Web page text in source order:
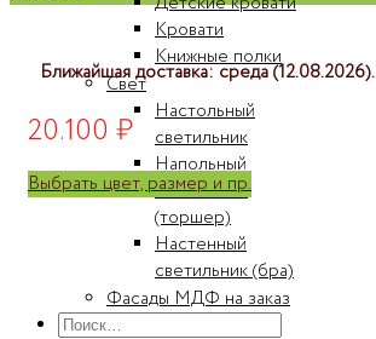
Кровати
Книжные полки
Свет
Настольный
светильник
Напольный
светильник
(торшер)
Настенный
светильник (бра)
Фасады МДФ на заказ
Искать:
Ближайшая доставка: среда (12.08.2026).
20.100 ₽
Выбрать цвет, размер и пр.